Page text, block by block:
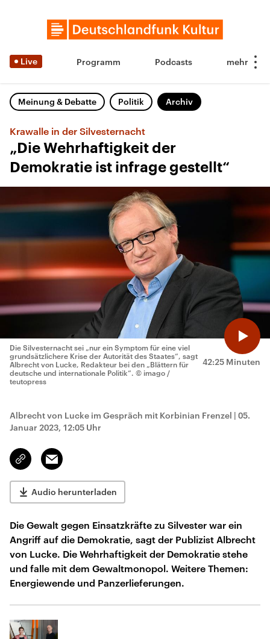
Live Programm Podcasts
Meinung & Debatte Politik Archiv
Krawalle in der Silvesternacht
„Die Wehrhaftigkeit der
Demokratie ist infrage gestellt“
42:25 Minuten
Die Silvesternacht sei „nur ein Symptom für eine viel
grundsätzlichere Krise der Autorität des Staates“, sagt
Albrecht von Lucke, Redakteur bei den „Blättern für
deutsche und internationale Politik“. © imago /
teutopress
Albrecht von Lucke im Gespräch mit Korbinian Frenzel | 05.
Januar 2023, 12:05 Uhr
Link
kopieren/teilen
Email
Audio herunterladen
Die Gewalt gegen Einsatzkräfte zu Silvester war ein
Angriff auf die Demokratie, sagt der Publizist Albrecht
von Lucke. Die Wehrhaftigkeit der Demokratie stehe
und falle mit dem Gewaltmonopol. Weitere Themen:
Energiewende und Panzerlieferungen.